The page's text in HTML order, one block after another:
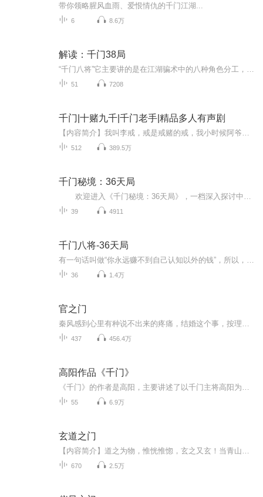
带你领略腥风血雨、爱恨情仇的千门江湖...
6 8.6万
解读：千门38局
51 7208
千门|十赌九千|千门老手|精品多人有声剧
512 389.5万
千门秘境：36天局
39 4911
千门八将-36天局
36 1.4万
官之门
437 456.4万
高阳作品《千门》
55 6.9万
玄道之门
670 2.5万